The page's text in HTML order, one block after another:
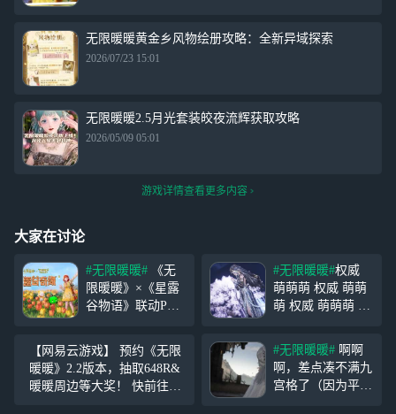
无限暖暖黄金乡风物绘册攻略：全新异域探索
2026/07/23 15:01
无限暖暖2.5月光套装皎夜流辉获取攻略
2026/05/09 05:01
游戏详情查看更多内容
大家在讨论
#无限暖暖# 《无
限暖暖》×《星露
谷物语》联动PV
欢迎来自远方的客
人吧 (๑╹ヮ╹๑)ﾉ
>>参与联动逸事任
务「星星带来新朋
#无限暖暖#权威
萌萌萌 权威 萌萌
萌 权威 萌萌萌 权
萌萌 权威 萌萌萌
权威 萌萌萌 权威
萌萌萌 权威 萌萌
萌 权威 萌萌萌 权
【网易云游戏】 预约《无限
暖暖》2.2版本，抽取648R&
暖暖周边等大奖！ 快前往网
#无限暖暖#
啊，差点凑不满九
宫格了（因为平时